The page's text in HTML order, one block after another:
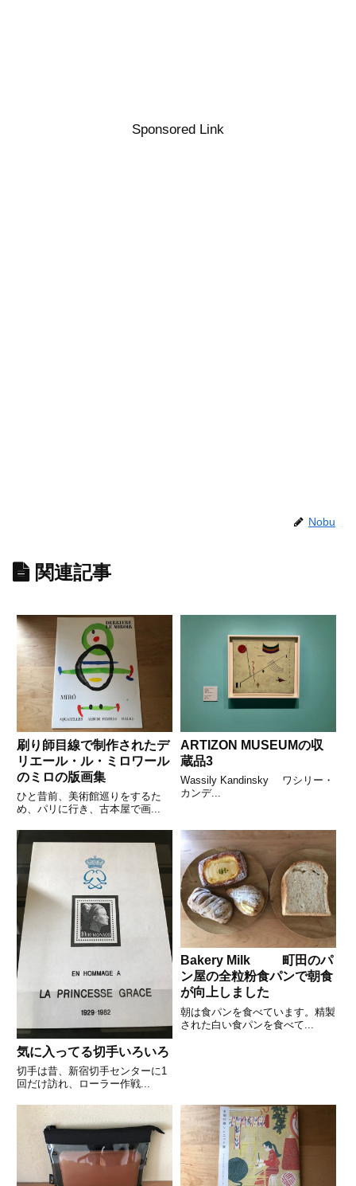
Sponsored Link
Nobu
関連記事
刷り師目線で制作されたデ
リエール・ル・ミロワール
のミロの版画集
ひと昔前、美術館巡りをするた
め、パリに行き、古本屋で画...
ARTIZON MUSEUMの収
蔵品3
Wassily Kandinsky ワシリー・
カンデ...
気に入ってる切手いろいろ
切手は昔、新宿切手センターに1
回だけ訪れ、ローラー作戦...
Bakery Milk 町田のパ
ン屋の全粒粉食パンで朝食
が向上しました
朝は食パンを食べています。精製
された白い食パンを食べて...